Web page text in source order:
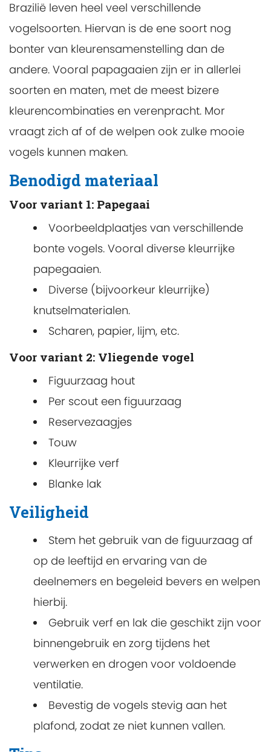
Brazilië leven heel veel verschillende
vogelsoorten. Hiervan is de ene soort nog
bonter van kleurensamenstelling dan de
andere. Vooral papagaaien zijn er in allerlei
soorten en maten, met de meest bizere
kleurencombinaties en verenpracht. Mor
vraagt zich af of de welpen ook zulke mooie
vogels kunnen maken.
Benodigd materiaal
Voor variant 1: Papegaai
Voorbeeldplaatjes van verschillende
bonte vogels. Vooral diverse kleurrijke
papegaaien.
Diverse (bijvoorkeur kleurrijke)
knutselmaterialen.
Scharen, papier, lijm, etc.
Voor variant 2: Vliegende vogel
Figuurzaag hout
Per scout een figuurzaag
Reservezaagjes
Touw
Kleurrijke verf
Blanke lak
Veiligheid
Stem het gebruik van de figuurzaag af
op de leeftijd en ervaring van de
deelnemers en begeleid bevers en welpen
hierbij.
Gebruik verf en lak die geschikt zijn voor
binnengebruik en zorg tijdens het
verwerken en drogen voor voldoende
ventilatie.
Bevestig de vogels stevig aan het
plafond, zodat ze niet kunnen vallen.